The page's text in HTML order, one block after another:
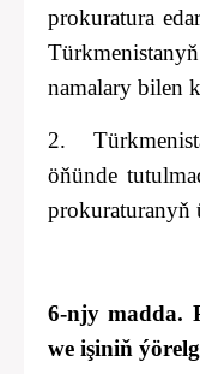
prokuratura
namalary bilen
2.
öňünde
prokuraturanyň
6-njy madda.
we işiniň